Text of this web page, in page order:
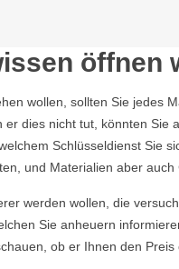
öffnen
wollen, sollten Sie jedes
dies nicht tut, könnten
Schlüsseldienst Sie
und Materialien aber
werden wollen, die
Sie anheuern
ob er Ihnen den Preis